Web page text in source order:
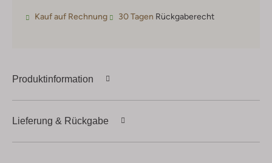
Kauf auf Rechnung 30 Tagen Rückgaberecht
Produktinformation
Lieferung & Rückgabe